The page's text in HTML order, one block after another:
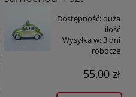
Dostępność:duża
ilość
Wysyłka w:3 dni
robocze
55,00 zł